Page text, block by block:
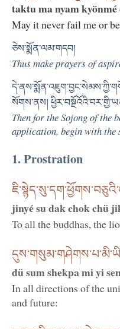
taktu ma nyam
May it never fail me or
ཅེས་སྨོན་ལམ་གདབ།
Thus make prayers of
སོགས་ནས།
Then for the Sojong of the
application, begin with the
1. Prostration
jinyé su dak chok chü
To all the buddhas, the
dü sum shekpa mi yi
In all directions of the
and future: